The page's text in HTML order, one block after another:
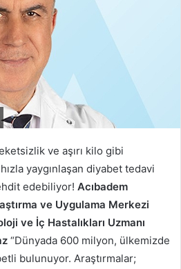
ve aşırı kilo gibi
yaygınlaşan diyabet tedavi
edebiliyor! Acıbadem
ve Uygulama Merkezi
ve İç Hastalıkları Uzmanı
“Dünyada 600 milyon, ülkemizde
bulunuyor. Araştırmalar;